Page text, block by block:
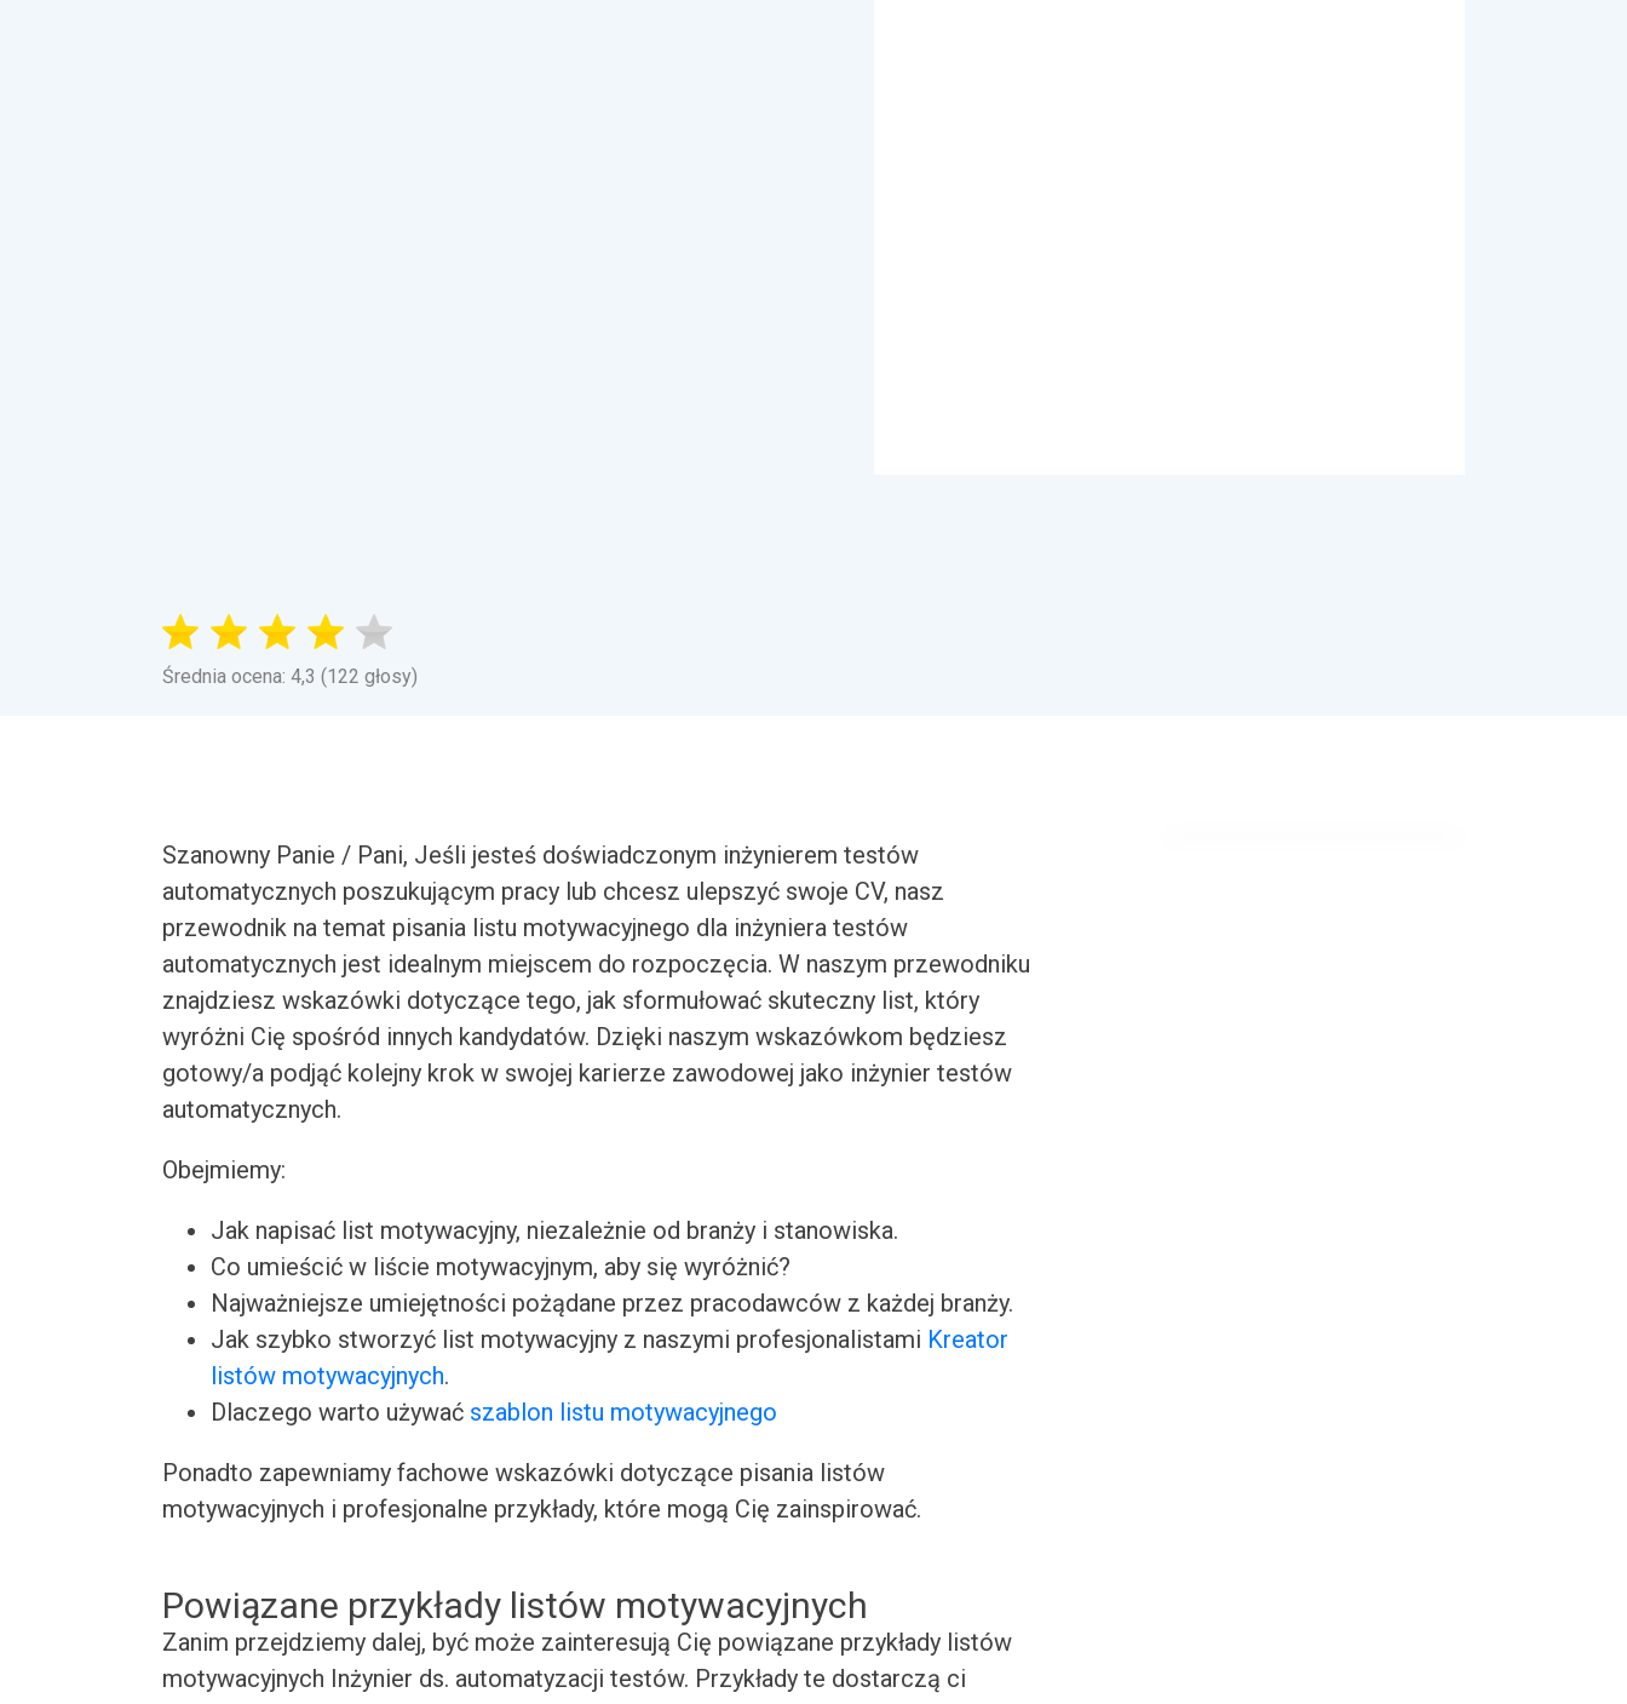
Średnia ocena: 4,3 (122 głosy)
Szanowny Panie / Pani, Jeśli jesteś doświadczonym inżynierem testów
automatycznych poszukującym pracy lub chcesz ulepszyć swoje CV, nasz
przewodnik na temat pisania listu motywacyjnego dla inżyniera testów
automatycznych jest idealnym miejscem do rozpoczęcia. W naszym przewodniku
znajdziesz wskazówki dotyczące tego, jak sformułować skuteczny list, który
wyróżni Cię spośród innych kandydatów. Dzięki naszym wskazówkom będziesz
gotowy/a podjąć kolejny krok w swojej karierze zawodowej jako inżynier testów
automatycznych.
Obejmiemy:
Jak napisać list motywacyjny, niezależnie od branży i stanowiska.
Co umieścić w liście motywacyjnym, aby się wyróżnić?
Najważniejsze umiejętności pożądane przez pracodawców z każdej branży.
Jak szybko stworzyć list motywacyjny z naszymi profesjonalistami Kreator
listów motywacyjnych.
Dlaczego warto używać szablon listu motywacyjnego
Ponadto zapewniamy fachowe wskazówki dotyczące pisania listów
motywacyjnych i profesjonalne przykłady, które mogą Cię zainspirować.
Powiązane przykłady listów motywacyjnych
Zanim przejdziemy dalej, być może zainteresują Cię powiązane przykłady listów
motywacyjnych Inżynier ds. automatyzacji testów. Przykłady te dostarczą ci